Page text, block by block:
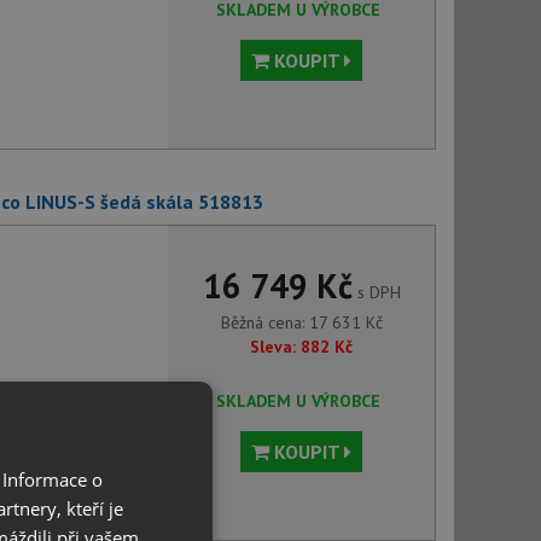
SKLADEM U VÝROBCE
KOUPIT
LINUS-S šedá skála 518813
16 749 Kčs DPH
Běžná cena: 17 631 Kč
Sleva: 882 Kč
SKLADEM U VÝROBCE
KOUPIT
o
kteří je